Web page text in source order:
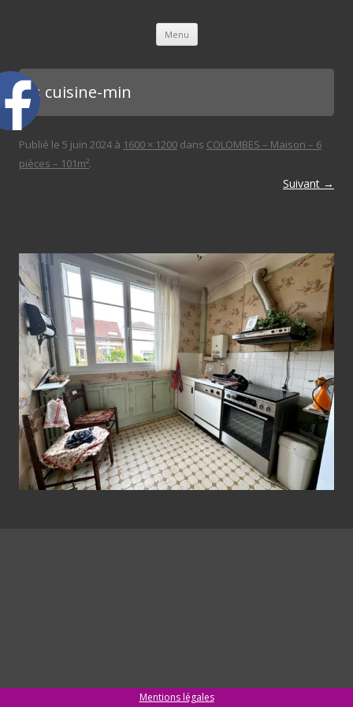
Menu Aller au contenu principal
bis cuisine-min
Publié le 5 juin 2024 à 1600 × 1200 dans COLOMBES – Maison – 6
pièces – 101m².
Suivant →
Mentions légales